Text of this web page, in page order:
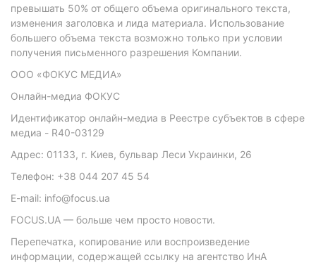
превышать 50% от общего объема оригинального текста,
изменения заголовка и лида материала. Использование
большего объема текста возможно только при условии
получения письменного разрешения Компании.
ООО «ФОКУС МЕДИА»
Онлайн-медиа ФОКУС
Идентификатор онлайн-медиа в Реестре субъектов в сфере
медиа - R40-03129
Адрес: 01133, г. Киев, бульвар Леси Украинки, 26
Телефон: +38 044 207 45 54
E-mail: info@focus.ua
FOCUS.UA — больше чем просто новости.
Перепечатка, копирование или воспроизведение
информации, содержащей ссылку на агентство ИнА